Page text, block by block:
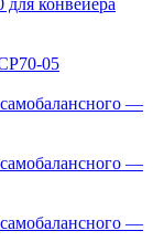
конвейера
05
—
—
—